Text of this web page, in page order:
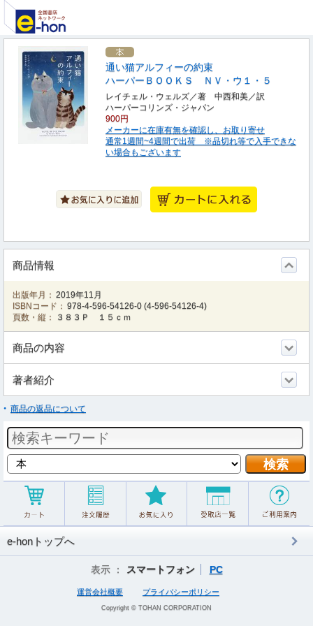
通い猫アルフィーの約束
ハーパーＢＯＯＫＳ ＮＶ・ウ１・５
レイチェル・ウェルズ／著 中西和美／訳
ハーパーコリンズ・ジャパン
900円
メーカーに在庫有無を確認し、お取り寄せ
通常1週間~4週間で出荷 ※品切れ等で入手できな
い場合もございます
商品情報
出版年月： 2019年11月
ISBNコード： 978-4-596-54126-0 (4-596-54126-4)
頁数・縦：
３８３Ｐ １５ｃｍ
商品の内容
著者紹介
商品の返品について
e-honトップへ
表示 ： スマートフォン PC
運営会社概要 プライバシーポリシー
Copyright © TOHAN CORPORATION